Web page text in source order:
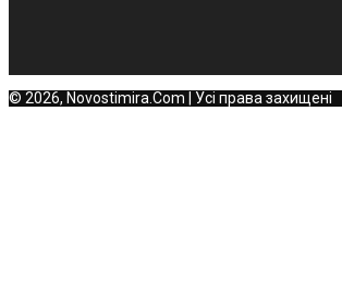
© 2026, Novostimira.Com | Усі права захищені